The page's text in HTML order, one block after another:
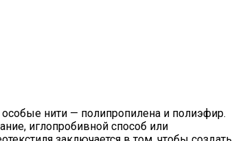
нити — полипропилена и полиэфир.
иглопробивной способ или